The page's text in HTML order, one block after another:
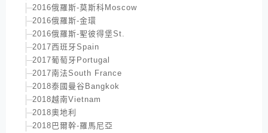
2016俄羅斯-莫斯科Moscow
2016俄羅斯-金環
2016俄羅斯-聖彼得堡St.
2017西班牙Spain
2017葡萄牙Portugal
2017南法South France
2018泰國曼谷Bangkok
2018越南Vietnam
2018奧地利
2018巴爾幹-羅馬尼亞